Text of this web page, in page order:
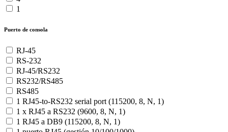
1
Puerto de consola
RJ-45
RS-232
RJ-45/RS232
RS232/RS485
RS485
1 RJ45-to-RS232 serial port (115200, 8, N, 1)
1 x RJ45 a RS232 (9600, 8, N, 1)
1 RJ45 a DB9 (115200, 8, N, 1)